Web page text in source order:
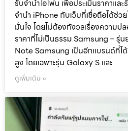
รับจำนำไอโฟน เพื่อประเมินราคาแล
จำนำ iPhone กับเว็บที่เชื่อถือได้ช่ว
มั่นใจ โดยไม่ต้องกังวลเรื่องความป
ราคาที่ไม่เป็นธรรม Samsung – รุ่
Note Samsung เป็นอีกแบรนด์ที่ไ
สูง โดยเฉพาะรุ่น Galaxy S และ
ดูเพิ่มเติม »